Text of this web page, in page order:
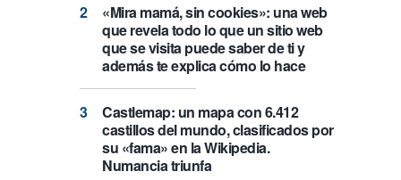
«Mira mamá, sin cookies»: una web
que revela todo lo que un sitio web
que se visita puede saber de ti y
además te explica cómo lo hace
Castlemap: un mapa con 6.412
castillos del mundo, clasificados por
su «fama» en la Wikipedia.
Numancia triunfa